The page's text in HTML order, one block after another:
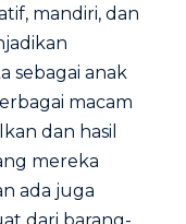
mandiri, dan
sebagai anak
macam
dan hasil
mereka
ada juga